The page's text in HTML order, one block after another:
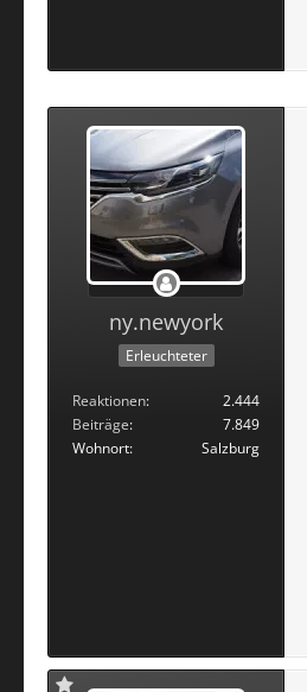
ny.newyork
Erleuchteter
Reaktionen
2.444
Beiträge
7.849
Wohnort
Salzburg